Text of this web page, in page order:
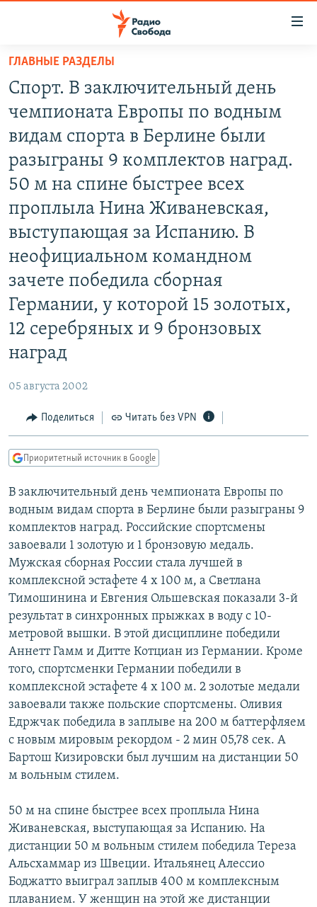
упрощенного
доступа
основному
содержанию
Вернутся
главной
навигации
Вернутся
поиску
ПОДКАСТЫ
ЦИТАТЫ СВОБОДЫ
МНЕНИЯ
КУЛЬТУРА
IDEL.РЕАЛИИ
КАВКАЗ.РЕАЛИИ
СЕВЕР.РЕАЛИИ
СИБИРЬ.РЕАЛИИ
РАСПИСАНИЕ ВЕЩАНИЯ
ПОДПИШИТЕСЬ НА РАССЫЛКУ
СОЦИАЛЬНЫЕ СЕТИ
Все сайты РСЕ/РС
ГЛАВНЫЕ РАЗДЕЛЫ
Спорт. В заключительный день
чемпионата Европы по водным
видам спорта в Берлине были
разыграны 9 комплектов наград.
50 м на спине быстрее всех
проплыла Нина Живаневская,
выступающая за Испанию. В
неофициальном командном
зачете победила сборная
Германии, у которой 15 золотых,
12 серебряных и 9 бронзовых
наград
05 августа 2002
Поделиться Читать без VPN
Приоритетный источник в Google
В заключительный день чемпионата Европы по
водным видам спорта в Берлине были разыграны 9
комплектов наград. Российские спортсмены
завоевали 1 золотую и 1 бронзовую медаль.
Мужская сборная России стала лучшей в
комплексной эстафете 4 х 100 м, а Светлана
Тимошинина и Евгения Ольшевская показали 3-й
результат в синхронных прыжках в воду с 10-
метровой вышки. В этой дисциплине победили
Аннетт Гамм и Дитте Котциан из Германии. Кроме
того, спортсменки Германии победили в
комплексной эстафете 4 х 100 м. 2 золотые медали
завоевали также польские спортсмены. Оливия
Едржчак победила в заплыве на 200 м баттерфляем
с новым мировым рекордом - 2 мин 05,78 сек. А
Бартош Кизировски был лучшим на дистанции 50
м вольным стилем.
50 м на спине быстрее всех проплыла Нина
Живаневская, выступающая за Испанию. На
дистанции 50 м вольным стилем победила Тереза
Альсхаммар из Швеции. Итальянец Алессио
Боджатто выиграл заплыв 400 м комплексным
плаванием. У женщин на этой же дистанции